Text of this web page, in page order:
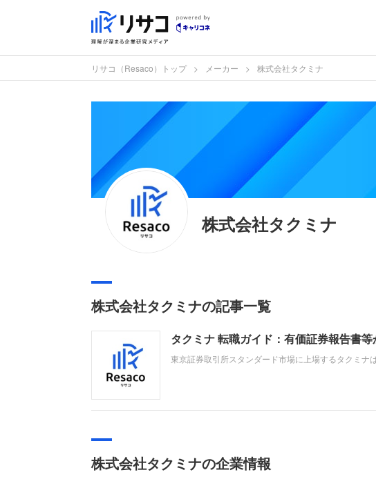
リサコ（Resaco）トップ メーカー 株式会社タクミナ
株式会社タクミナ
株式会社タクミナの記事一覧
タクミナ 転職ガイド：有価証券報告書
東京証券取引所スタンダード市場に上場するタクミナ
株式会社タクミナの企業情報